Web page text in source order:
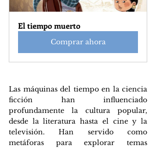
El tiempo muerto
Comprar ahora
Las máquinas del tiempo en la ciencia
ficción han influenciado
profundamente la cultura popular,
desde la literatura hasta el cine y la
televisión. Han servido como
metáforas para explorar temas